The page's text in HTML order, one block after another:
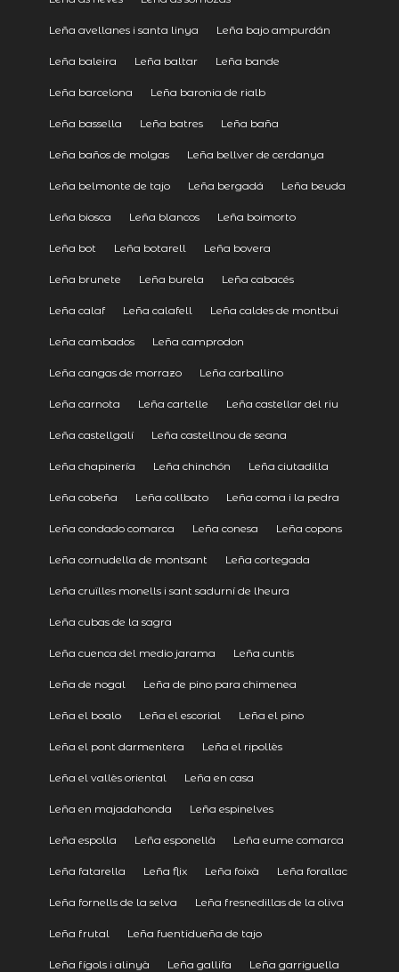
Leña avellanes i santa linya Leña bajo ampurdán
Leña baleira Leña baltar Leña bande
Leña barcelona Leña baronia de rialb
Leña bassella Leña batres Leña baña
Leña baños de molgas Leña bellver de cerdanya
Leña belmonte de tajo Leña bergadá Leña beuda
Leña biosca Leña blancos Leña boimorto
Leña bot Leña botarell Leña bovera
Leña brunete Leña burela Leña cabacés
Leña calaf Leña calafell Leña caldes de montbui
Leña cambados Leña camprodon
Leña cangas de morrazo Leña carballino
Leña carnota Leña cartelle Leña castellar del riu
Leña castellgalí Leña castellnou de seana
Leña chapinería Leña chinchón Leña ciutadilla
Leña cobeña Leña collbato Leña coma i la pedra
Leña condado comarca Leña conesa Leña copons
Leña cornudella de montsant Leña cortegada
Leña cruïlles monells i sant sadurní de lheura
Leña cubas de la sagra
Leña cuenca del medio jarama Leña cuntis
Leña de nogal Leña de pino para chimenea
Leña el boalo Leña el escorial Leña el pino
Leña el pont darmentera Leña el ripollès
Leña el vallès oriental Leña en casa
Leña en majadahonda Leña espinelves
Leña espolla Leña esponellà Leña eume comarca
Leña fatarella Leña flix Leña foixà Leña forallac
Leña fornells de la selva Leña fresnedillas de la oliva
Leña frutal Leña fuentidueña de tajo
Leña fígols i alinyà Leña gallifa Leña garriguella